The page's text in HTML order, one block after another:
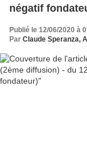
négatif
Publié le 12/06/2020 à
Par Claude Speranza,